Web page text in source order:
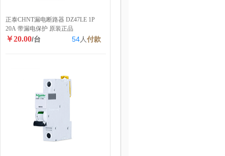
正泰CHNT漏电断路器 DZ47LE 1P
20A 带漏电保护 原装正品
￥20.00/台 54人付款